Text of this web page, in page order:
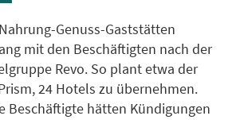
Genuss-Gaststätten
mit den Beschäftigten nach der
Revo. So plant etwa der
24 Hotels zu übernehmen.
Beschäftigte hätten Kündigungen